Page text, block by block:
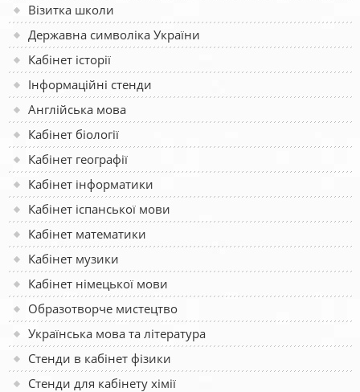
Візитка школи
Державна символіка України
Кабінет історії
Інформаційні стенди
Англійська мова
Кабінет біології
Кабінет географії
Кабінет інформатики
Кабінет іспанської мови
Кабінет математики
Кабінет музики
Кабінет німецької мови
Образотворче мистецтво
Українська мова та література
Стенди в кабінет фізики
Стенди для кабінету хімії